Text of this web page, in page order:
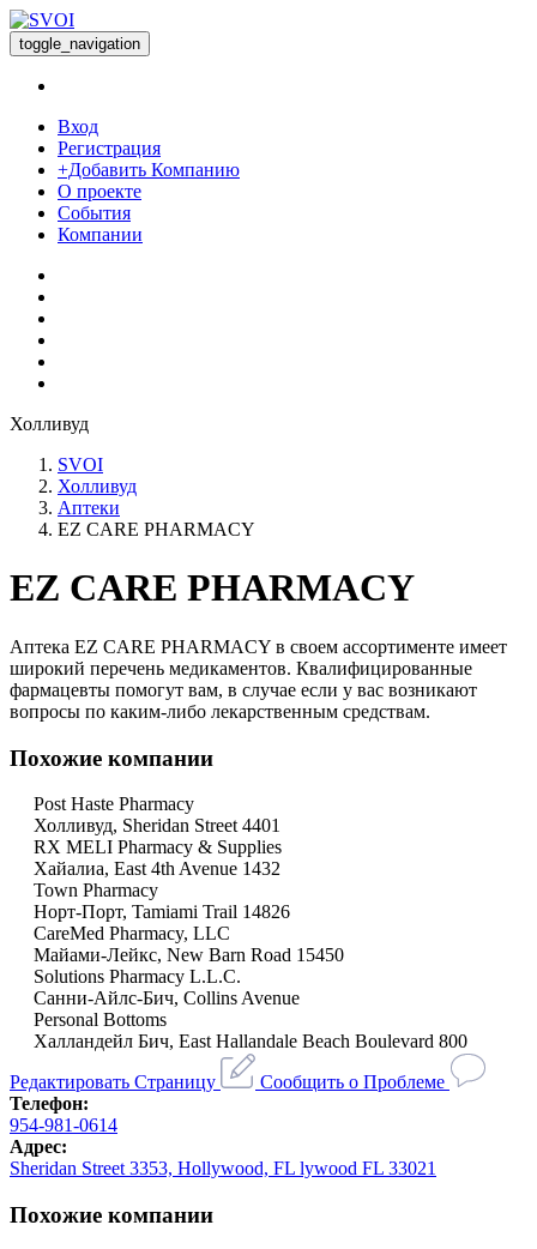
toggle_navigation
Вход
Регистрация
+Добавить Компанию
О проекте
События
Компании
Холливуд
SVOI
Холливуд
Аптеки
EZ CARE PHARMACY
EZ CARE PHARMACY
Аптека EZ CARE PHARMACY в своем ассортименте имеет
широкий перечень медикаментов. Квалифицированные
фармацевты помогут вам, в случае если у вас возникают
вопросы по каким-либо лекарственным средствам.
Похожие компании
Post Haste Pharmacy
Холливуд, Sheridan Street 4401
RX MELI Pharmacy & Supplies
Хайалиа, East 4th Avenue 1432
Town Pharmacy
Норт-Порт, Tamiami Trail 14826
CareMed Pharmacy, LLC
Майами-Лейкс, New Barn Road 15450
Solutions Pharmacy L.L.C.
Санни-Айлс-Бич, Collins Avenue
Personal Bottoms
Халландейл Бич, East Hallandale Beach Boulevard 800
Редактировать Страницу
Сообщить о Проблеме
Телефон:
954-981-0614
Адрес:
Sheridan Street 3353, Hollywood, FL lywood FL 33021
Похожие компании